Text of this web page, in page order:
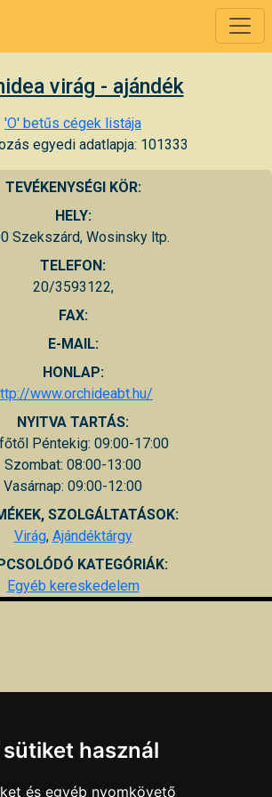
virág - ajándék
'O' betűs cégek listája
egyedi adatlapja: 101333
TEVÉKENYSÉGI KÖR:
HELY:
Szekszárd, Wosinsky ltp.
TELEFON:
20/3593122,
FAX:
E-MAIL:
HONLAP:
www.orchideabt.hu/
NYITVA TARTÁS:
Péntekig: 09:00-17:00
Szombat: 08:00-13:00
Vasárnap: 09:00-12:00
SZOLGÁLTATÁSOK:
Virág, Ajándéktárgy
KATEGÓRIÁK:
Egyéb kereskedelem
használ
és egyéb nyomkövető